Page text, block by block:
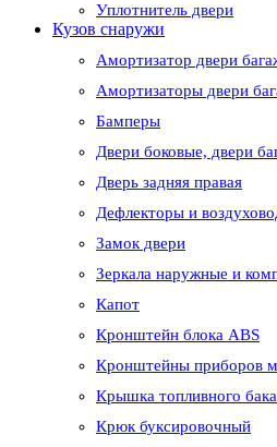
Уплотнитель двери
Кузов снаружи
Амортизатор двери
Амортизаторы двери
Бамперы
Двери боковые, двери
Дверь задняя правая
Дефлекторы и
Замок двери
Зеркала наружные и
Капот
Кронштейн блока ABS
Кронштейны приборов
Крышка топливного бака
Крюк буксировочный